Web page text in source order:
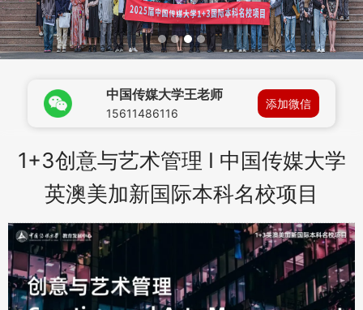
中国传媒大学王老师
15611486116
添加微信
1+3创意与艺术管理 Ι 中国传媒大学
英澳美加新国际本科名校项目